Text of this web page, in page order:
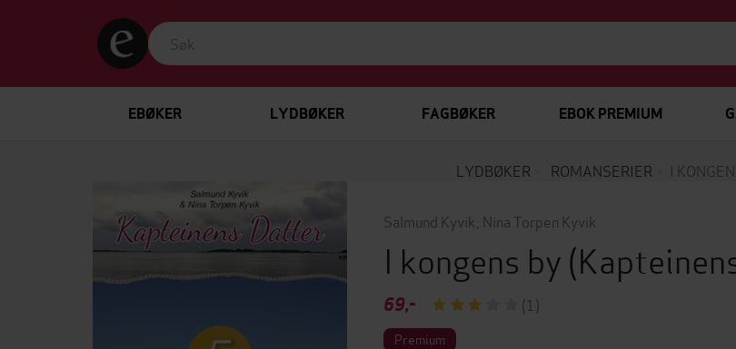
EBØKER LYDBØKER FAGBØKER EBOK PREMIUM
LYDBØKER ROMANSERIER I
Salmund Kyvik Nina Torpen Kyvik
I kongens by
69,- (1)
Premium